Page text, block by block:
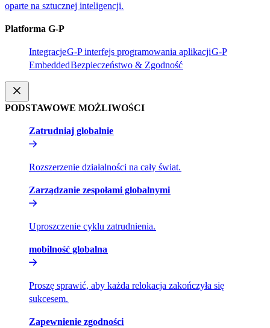
oparte na sztucznej inteligencji.​​
Platforma G-P​​
Integracje​​G-P interfejs programowania aplikacji​​G-P
Embedded​​Bezpieczeństwo & Zgodność​​
PODSTAWOWE MOŻLIWOŚCI​​
Zatrudniaj globalnie​​
Rozszerzenie działalności na cały świat.​​
Zarządzanie zespołami globalnymi​​
Uproszczenie cyklu zatrudnienia.​​
mobilność globalna​​
Proszę sprawić, aby każda relokacja zakończyła się
sukcesem.​​
Zapewnienie zgodności​​